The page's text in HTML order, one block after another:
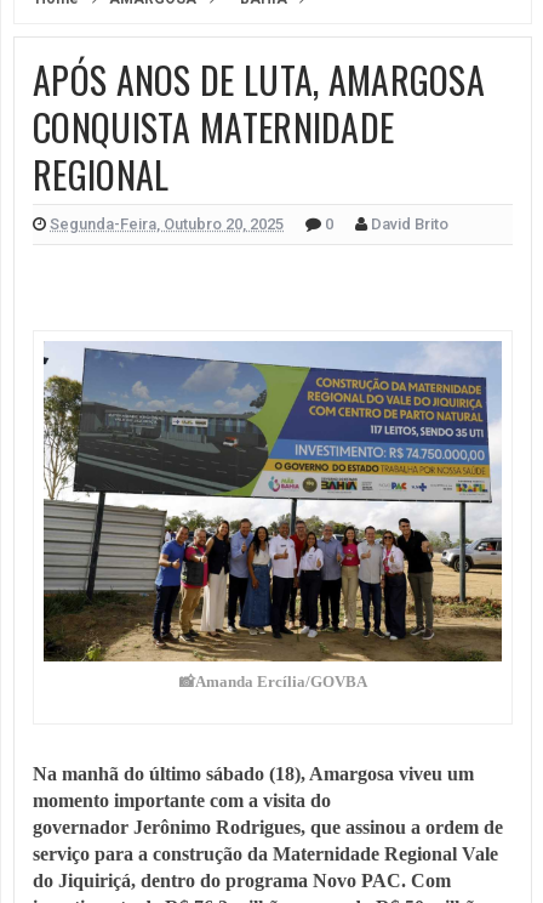
APÓS ANOS DE LUTA, AMARGOSA
CONQUISTA MATERNIDADE
REGIONAL
Segunda-Feira, Outubro 20, 2025 0 David Brito
📸Amanda Ercília/GOVBA
Na manhã do último sábado (18), Amargosa viveu um
momento importante com a visita do
governador Jerônimo Rodrigues, que assinou a ordem de
serviço para a construção da Maternidade Regional Vale
do Jiquiriçá, dentro do programa Novo PAC. Com